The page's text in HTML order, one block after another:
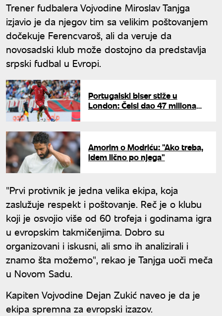
Trener fudbalera Vojvodine Miroslav Tanjga
izjavio je da njegov tim sa velikim poštovanjem
dočekuje Ferencvaroš, ali da veruje da
novosadski klub može dostojno da predstavlja
srpski fudbal u Evropi.
Portugalski biser stiže u
London: Čelsi dao 47 miliona
Amorim o Modriću: "Ako treba,
idem lično po njega"
"Prvi protivnik je jedna velika ekipa, koja
zaslužuje respekt i poštovanje. Reč je o klubu
koji je osvojio više od 60 trofeja i godinama igra
u evropskim takmičenjima. Dobro su
organizovani i iskusni, ali smo ih analizirali i
znamo šta možemo", rekao je Tanjga uoči meča
u Novom Sadu.
Kapiten Vojvodine Dejan Zukić naveo je da je
ekipa spremna za evropski izazov.